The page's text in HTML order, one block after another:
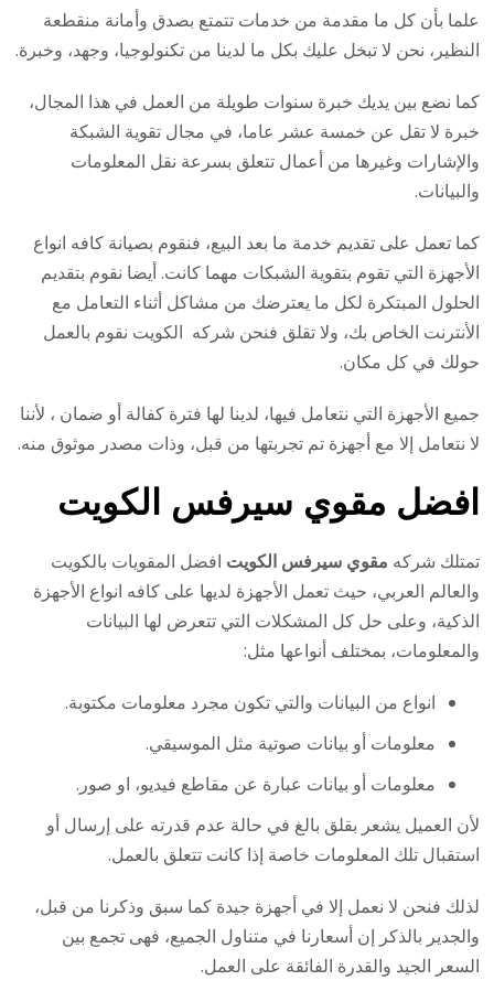
علما بأن كل ما مقدمة من خدمات تتمتع بصدق وأمانة منقطعة
النظير، نحن لا تبخل عليك بكل ما لدينا من تكنولوجيا، وجهد، وخبرة.
كما نضع بين يديك خبرة سنوات طويلة من العمل في هذا المجال،
خبرة لا تقل عن خمسة عشر عاما، في مجال تقوية الشبكة
والإشارات وغيرها من أعمال تتعلق بسرعة نقل المعلومات
والبيانات.
كما تعمل على تقديم خدمة ما بعد البيع، فنقوم بصيانة كافه انواع
الأجهزة التي تقوم بتقوية الشبكات مهما كانت. أيضا نقوم بتقديم
الحلول المبتكرة لكل ما يعترضك من مشاكل أثناء التعامل مع
الأنترنت الخاص بك، ولا تقلق فنحن شركه الكويت نقوم بالعمل
حولك في كل مكان.
جميع الأجهزة التي نتعامل فيها، لدينا لها فترة كفالة أو ضمان ، لأننا
لا نتعامل إلا مع أجهزة تم تجربتها من قبل، وذات مصدر موثوق منه.
افضل مقوي سيرفس الكويت
تمتلك شركه مقوي سيرفس الكويت افضل المقويات بالكويت
والعالم العربي، حيث تعمل الأجهزة لديها على كافه انواع الأجهزة
الذكية، وعلى حل كل المشكلات التي تتعرض لها البيانات
والمعلومات، بمختلف أنواعها مثل:
انواع من البيانات والتي تكون مجرد معلومات مكتوبة.
معلومات أو بيانات صوتية مثل الموسيقي.
معلومات أو بيانات عبارة عن مقاطع فيديو، او صور.
لأن العميل يشعر بقلق بالغ في حالة عدم قدرته على إرسال أو
استقبال تلك المعلومات خاصة إذا كانت تتعلق بالعمل.
لذلك فنحن لا نعمل إلا في أجهزة جيدة كما سبق وذكرنا من قبل،
والجدير بالذكر إن أسعارنا في متناول الجميع، فهى تجمع بين
السعر الجيد والقدرة الفائقة على العمل.